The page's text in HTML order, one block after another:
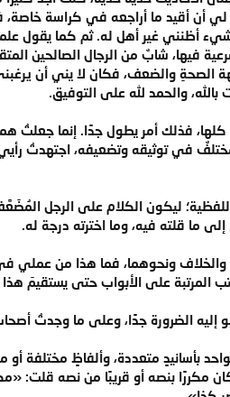
لي أن أقيد ما أراجعه في كراسة
أظنني غير أهل له. ثم كما يقول
فيها، شابٌ من الرجال الصالحين
والضعف، فكان لا يني أن
والحمد لله على التوفيق.
كلها، فذلك أمر يطول جدًا. إنما
في توثيقه وتضعيفه، اجتهدتُ
ليكون الكلام على الرجل
ما قلته فيه، وما اخترته درجة له.
ونحوهما، فما هذا من عملي في
المرتبة على الأبواب حتى يستقيمَ هذا
الضرورة جدًا، وعلى ما وجدتُ
بأسانيدٍ متعددة، وألفاظٍ
مكررًا بنصه أو قريبًا من نصه قلت: